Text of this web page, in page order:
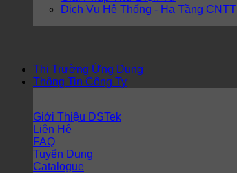
Dịch Vụ Hệ Thống - Hạ Tầng CNTT
Thị Trường Ứng Dụng
Thông Tin Công Ty
Giới Thiệu DSTek
Liên Hệ
FAQ
Tuyển Dụng
Catalogue